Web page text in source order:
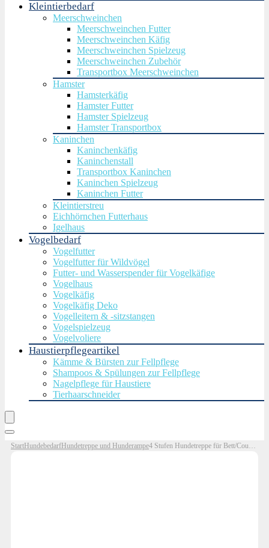
Kleintierbedarf
Meerschweinchen
Meerschweinchen Futter
Meerschweinchen Käfig
Meerschweinchen Spielzeug
Meerschweinchen Zubehör
Transportbox Meerschweinchen
Hamster
Hamsterkäfig
Hamster Futter
Hamster Spielzeug
Hamster Transportbox
Kaninchen
Kaninchenkäfig
Kaninchenstall
Transportbox Kaninchen
Kaninchen Spielzeug
Kaninchen Futter
Kleintierstreu
Eichhörnchen Futterhaus
Igelhaus
Vogelbedarf
Vogelfutter
Vogelfutter für Wildvögel
Futter- und Wasserspender für Vogelkäfige
Vogelhaus
Vogelkäfig
Vogelkäfig Deko
Vogelleitern & -sitzstangen
Vogelspielzeug
Vogelvoliere
Haustierpflegeartikel
Kämme & Bürsten zur Fellpflege
Shampoos & Spülungen zur Fellpflege
Nagelpflege für Haustiere
Tierhaarschneider
StartHundebedarfHundetreppe und Hunderampe4 Stufen Hundetreppe für Bett/Couch, LIANTRAL Haustiertreppe mit strapazierfähigem hochdichtem Schaumstoff & waschbarer Bezug und Tierhaarentferner-Rolle, reduziert Stress auf…